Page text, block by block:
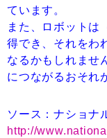
ています。
また、ロボットは
得でき、それをわ
なるかもしれませ
につながるおそれ
ソース：ナショ
http://